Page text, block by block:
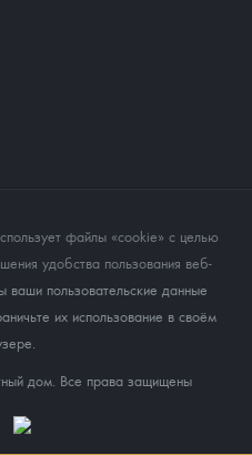
файлы «cookie» с целью
удобства пользования веб-
ваши пользовательские данные
их использование в своём
дом. Все права защищены